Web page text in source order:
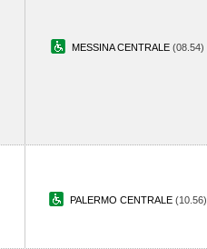
MESSINA CENTRALE (08.54)
PALERMO CENTRALE (10.56)